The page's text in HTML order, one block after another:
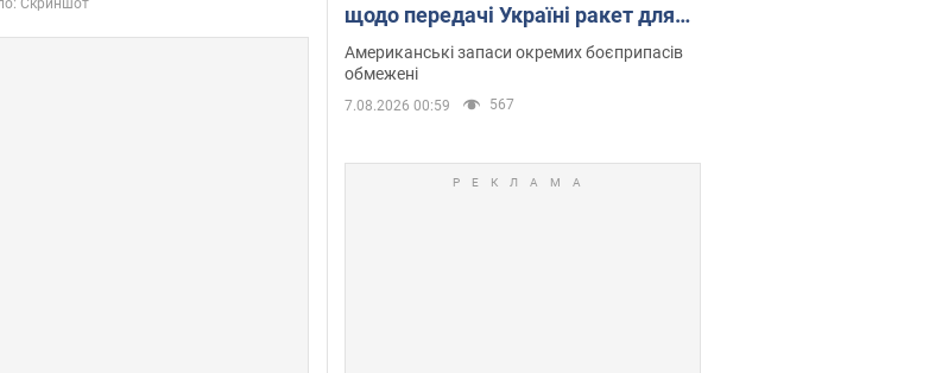
щодо передачі Україні ракет для
Patriot
Американські запаси окремих боєприпасів
обмежені
7.08.2026 00:59 567